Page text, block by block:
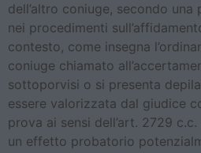
dell’altro coniuge, secondo
nei procedimenti
contesto, come insegna
coniuge chiamato
sottoporvisi o si presenta
essere valorizzata dal giudice
prova ai sensi dell’art. 2729 c.c.
un effetto probatorio